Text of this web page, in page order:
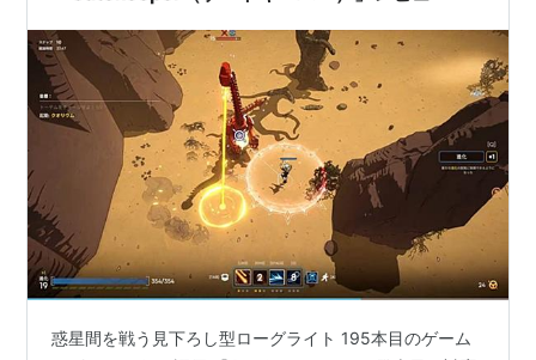
惑星間を戦う見下ろし型ローグライト 195本目のゲーム